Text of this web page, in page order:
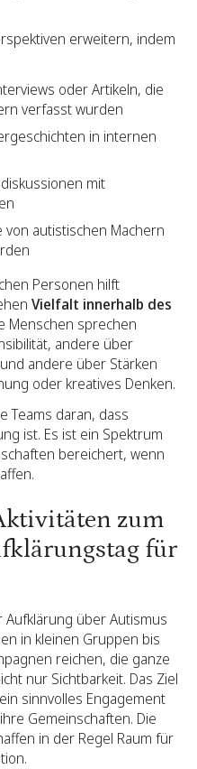
erweitern, indem
oder Artikeln, die
verfasst wurden
in internen
mit
autistischen Machern
Personen hilft
Vielfalt innerhalb des
Menschen sprechen
andere über
andere über Stärken
oder kreatives Denken.
Teams daran, dass
ist. Es ist ein Spektrum
bereichert, wenn
zum
für
Aufklärung über Autismus
in kleinen Gruppen bis
reichen, die ganze
nur Sichtbarkeit. Das Ziel
sinnvolles Engagement
Gemeinschaften. Die
in der Regel Raum für